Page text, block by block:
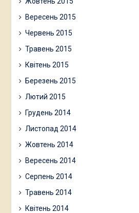
Вересень 2015
Червень 2015
Травень 2015
Квітень 2015
Березень 2015
Лютий 2015
Грудень 2014
Листопад 2014
Жовтень 2014
Вересень 2014
Серпень 2014
Травень 2014
Квітень 2014